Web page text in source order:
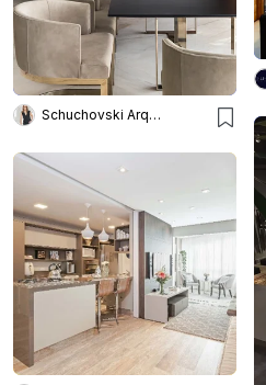
Schuchovski Arquitetura